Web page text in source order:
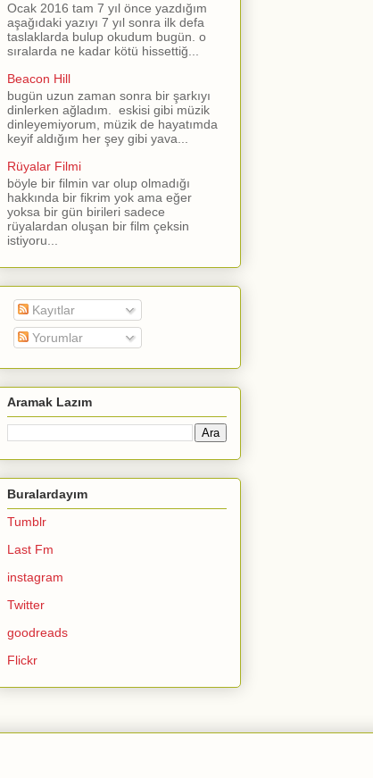
Ocak 2016 tam 7 yıl önce yazdığım
aşağıdaki yazıyı 7 yıl sonra ilk defa
taslaklarda bulup okudum bugün. o
sıralarda ne kadar kötü hissettiğ...
Beacon Hill
bugün uzun zaman sonra bir şarkıyı
dinlerken ağladım. eskisi gibi müzik
dinleyemiyorum, müzik de hayatımda
keyif aldığım her şey gibi yava...
Rüyalar Filmi
böyle bir filmin var olup olmadığı
hakkında bir fikrim yok ama eğer
yoksa bir gün birileri sadece
rüyalardan oluşan bir film çeksin
istiyoru...
Kayıtlar
Yorumlar
Aramak Lazım
Buralardayım
Tumblr
Last Fm
instagram
Twitter
goodreads
Flickr